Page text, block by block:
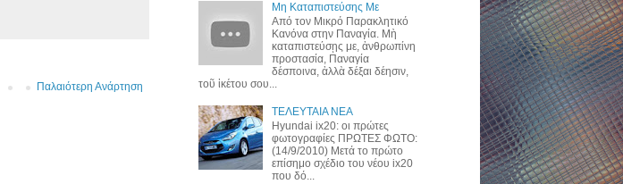
Παλαιότερη Ανάρτηση
Μη Καταπιστεύσης Με
Από τον Μικρό Παρακλητικό
Κανόνα στην Παναγία. Μὴ
καταπιστεύσῃς με, ἀνθρωπίνη
προστασία, Παναγία
δέσποινα, ἀλλὰ δέξαι δέησιν,
τοῦ ἱκέτου σου...
ΤΕΛΕΥΤΑΙΑ ΝΕΑ
Hyundai ix20: οι πρώτες
φωτογραφίες ΠΡΩΤΕΣ ΦΩΤΟ:
(14/9/2010) Μετά το πρώτο
επίσημο σχέδιο του νέου ix20
που δό...